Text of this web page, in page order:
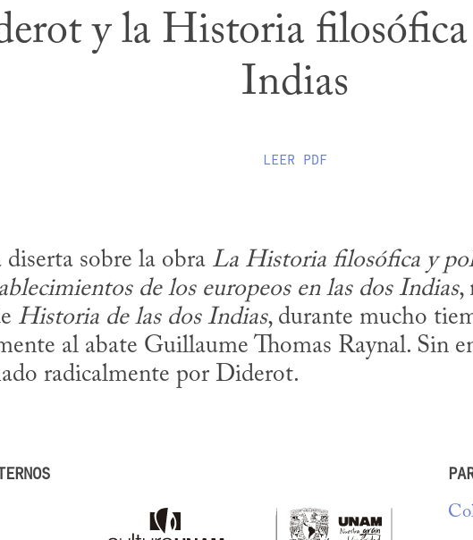
y la Historia filosófica
Indias
LEER PDF
sobre la obra La Historia filosófica y
de los europeos en las dos Indias,
Historia de las dos Indias, durante mucho
al abate Guillaume Thomas Raynal. Sin
radicalmente por Diderot.